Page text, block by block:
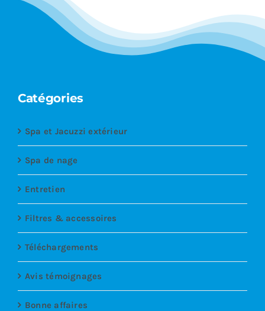
Catégories
Spa et Jacuzzi extérieur
Spa de nage
Entretien
Filtres & accessoires
Téléchargements
Avis témoignages
Bonne affaires